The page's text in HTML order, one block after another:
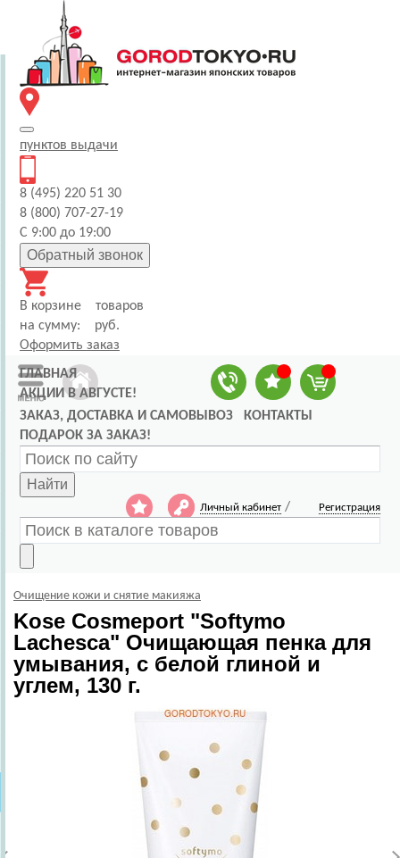
пунктов выдачи
8 (495) 220 51 30
8 (800) 707-27-19
С 9:00 до 19:00
Обратный звонок
В корзине
товаров
на сумму:
руб.
Оформить заказ
ГЛАВНАЯ
АКЦИИ В АВГУСТЕ!
ЗАКАЗ, ДОСТАВКА И САМОВЫВОЗ
КОНТАКТЫ
ПОДАРОК ЗА ЗАКАЗ!
Найти
Личный кабинет / Регистрация
Очищение кожи и снятие макияжа
Kose Cosmeport "Softymo
Lachesca" Очищающая пенка для
умывания, с белой глиной и
углем, 130 г.